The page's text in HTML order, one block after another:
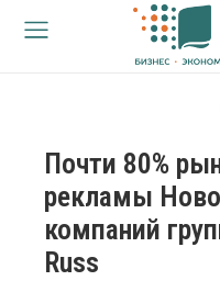
Почти 80%
рекламы
компаний
Russ